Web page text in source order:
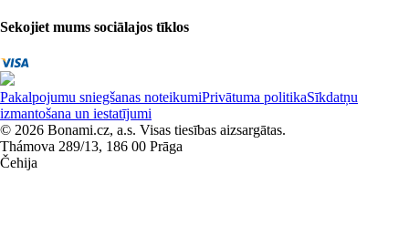
Sekojiet mums sociālajos tīklos
Pakalpojumu sniegšanas noteikumiPrivātuma politikaSīkdatņu
izmantošana un iestatījumi
© 2026 Bonami.cz, a.s. Visas tiesības aizsargātas.
Thámova 289/13, 186 00 Prāga
Čehija